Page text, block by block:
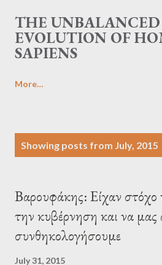
Skip to main
THE UNBALANCED
EVOLUTION OF
SAPIENS
More…
Showing posts from July, 2015
Βαρουφάκης: Είχαν στόχο
την κυβέρνηση και να
συνθηκολογήσουμε
July 31, 2015